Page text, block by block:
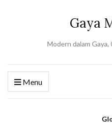
Gaya
Modern dalam Gaya,
Menu